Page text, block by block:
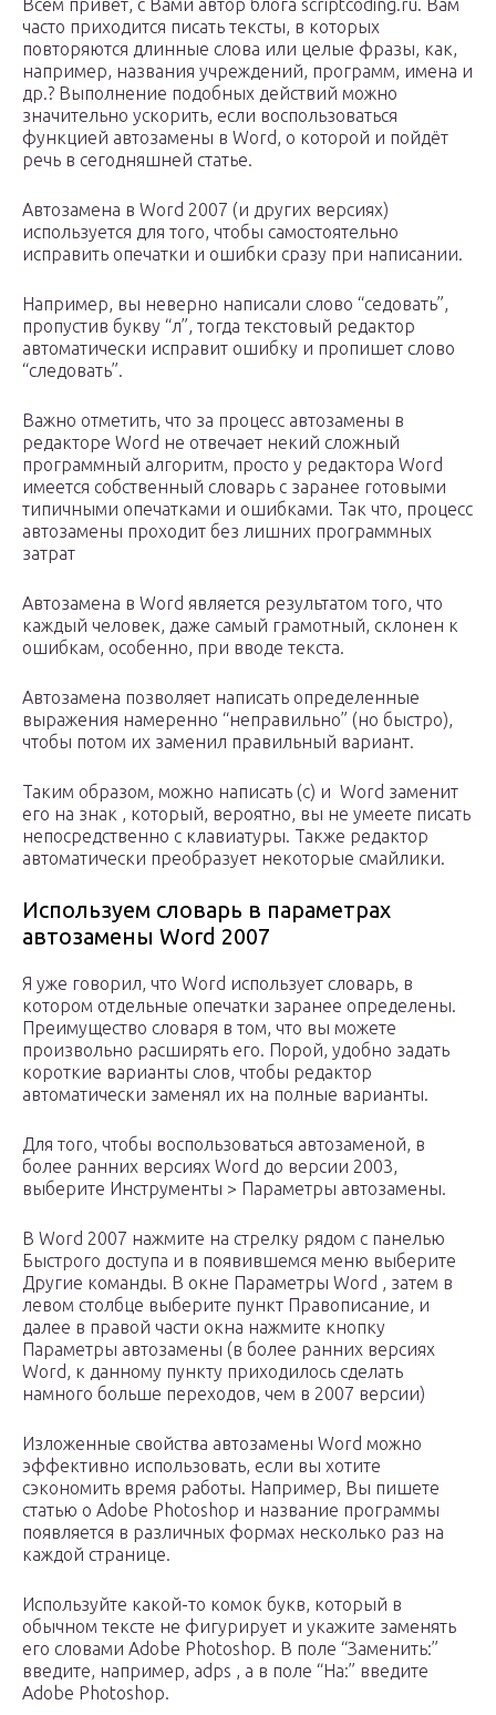
Всем привет, с Вами автор блога scriptcoding.ru. Вам
часто приходится писать тексты, в которых
повторяются длинные слова или целые фразы, как,
например, названия учреждений, программ, имена и
др.? Выполнение подобных действий можно
значительно ускорить, если воспользоваться
функцией автозамены в Word, о которой и пойдёт
речь в сегодняшней статье.
Автозамена в Word 2007 (и других версиях)
используется для того, чтобы самостоятельно
исправить опечатки и ошибки сразу при написании.
Например, вы неверно написали слово “седовать”,
пропустив букву “л”, тогда текстовый редактор
автоматически исправит ошибку и пропишет слово
“следовать”.
Важно отметить, что за процесс автозамены в
редакторе Word не отвечает некий сложный
программный алгоритм, просто у редактора Word
имеется собственный словарь с заранее готовыми
типичными опечатками и ошибками. Так что, процесс
автозамены проходит без лишних программных
затрат
Автозамена в Word является результатом того, что
каждый человек, даже самый грамотный, склонен к
ошибкам, особенно, при вводе текста.
Автозамена позволяет написать определенные
выражения намеренно “неправильно” (но быстро),
чтобы потом их заменил правильный вариант.
Таким образом, можно написать (c) и Word заменит
его на знак , который, вероятно, вы не умеете писать
непосредственно с клавиатуры. Также редактор
автоматически преобразует некоторые смайлики.
Используем словарь в параметрах
автозамены Word 2007
Я уже говорил, что Word использует словарь, в
котором отдельные опечатки заранее определены.
Преимущество словаря в том, что вы можете
произвольно расширять его. Порой, удобно задать
короткие варианты слов, чтобы редактор
автоматически заменял их на полные варианты.
Для того, чтобы воспользоваться автозаменой, в
более ранних версиях Word до версии 2003,
выберите Инструменты > Параметры автозамены.
В Word 2007 нажмите на стрелку рядом с панелью
Быстрого доступа и в появившемся меню выберите
Другие команды. В окне Параметры Word , затем в
левом столбце выберите пункт Правописание, и
далее в правой части окна нажмите кнопку
Параметры автозамены (в более ранних версиях
Word, к данному пункту приходилось сделать
намного больше переходов, чем в 2007 версии)
Изложенные свойства автозамены Word можно
эффективно использовать, если вы хотите
сэкономить время работы. Например, Вы пишете
статью о Adobe Photoshop и название программы
появляется в различных формах несколько раз на
каждой странице.
Используйте какой-то комок букв, который в
обычном тексте не фигурирует и укажите заменять
его словами Adobe Photoshop. В поле “Заменить:”
введите, например, adps , а в поле “На:” введите
Adobe Photoshop.